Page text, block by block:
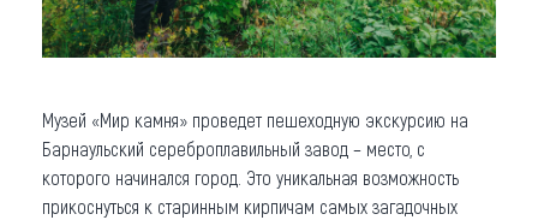
Музей «Мир камня» проведет пешеходную экскурсию на
Барнаульский сереброплавильный завод – место, с
которого начинался город. Это уникальная возможность
прикоснуться к старинным кирпичам самых загадочных